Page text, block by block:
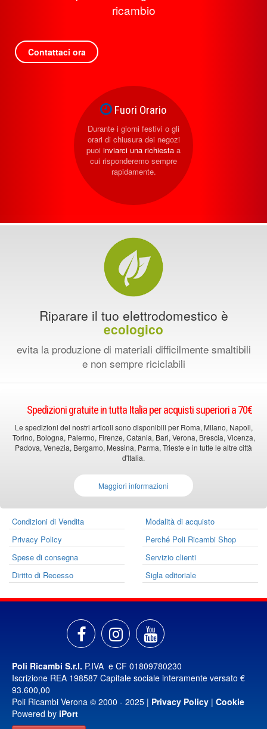
ricambio
Contattaci ora
Fuori Orario
Durante i giorni festivi o gli
orari di chiusura dei negozi
puoi inviarci una richiesta a
cui risponderemo sempre
rapidamente.
Riparare il tuo elettrodomestico è
ecologico
evita la produzione di materiali difficilmente smaltibili
e non sempre riciclabili
Spedizioni gratuite in tutta Italia per acquisti superiori a 70€
Le spedizioni dei nostri articoli sono disponibili per Roma, Milano, Napoli,
Torino, Bologna, Palermo, Firenze, Catania, Bari, Verona, Brescia, Vicenza,
Padova, Venezia, Bergamo, Messina, Parma, Trieste e in tutte le altre città
d'Italia.
Maggiori informazioni
Condizioni di Vendita
Modalità di acquisto
Privacy Policy
Perché Poli Ricambi Shop
Spese di consegna
Servizio clienti
Diritto di Recesso
Sigla editoriale
Poli Ricambi S.r.l. P.IVA e CF 01809780230
Iscrizione REA 198587 Capitale sociale interamente versato €
93.600,00
Poli Ricambi Verona © 2000 - 2025 | Privacy Policy | Cookie
Powered by iPort